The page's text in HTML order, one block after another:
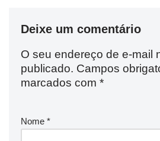
Deixe um comentário
O seu endereço de e-mail
publicado. Campos
marcados com *
Nome *